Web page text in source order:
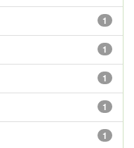
1
1
1
1
1